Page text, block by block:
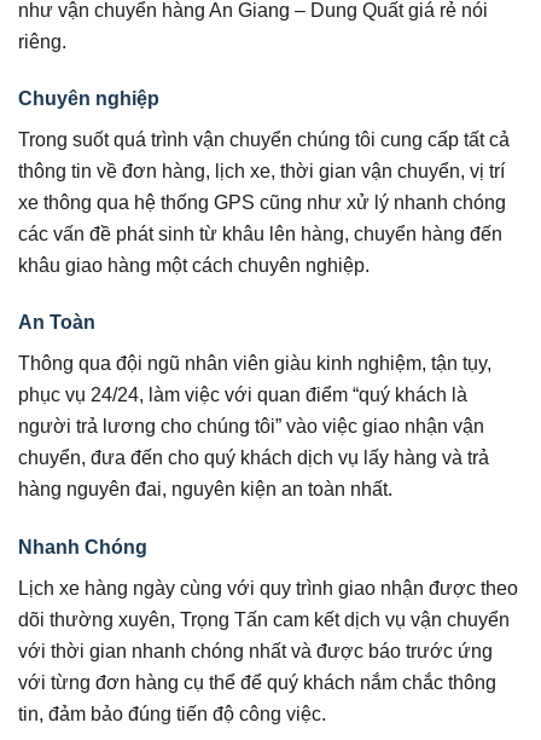
như vận chuyển hàng An Giang – Dung Quất giá rẻ nói
riêng.
Chuyên nghiệp
Trong suốt quá trình vận chuyển chúng tôi cung cấp tất cả
thông tin về đơn hàng, lịch xe, thời gian vận chuyển, vị trí
xe thông qua hệ thống GPS cũng như xử lý nhanh chóng
các vấn đề phát sinh từ khâu lên hàng, chuyển hàng đến
khâu giao hàng một cách chuyên nghiệp.
An Toàn
Thông qua đội ngũ nhân viên giàu kinh nghiệm, tận tụy,
phục vụ 24/24, làm việc với quan điểm “quý khách là
người trả lương cho chúng tôi” vào việc giao nhận vận
chuyển, đưa đến cho quý khách dịch vụ lấy hàng và trả
hàng nguyên đai, nguyên kiện an toàn nhất.
Nhanh Chóng
Lịch xe hàng ngày cùng với quy trình giao nhận được theo
dõi thường xuyên, Trọng Tấn cam kết dịch vụ vận chuyển
với thời gian nhanh chóng nhất và được báo trước ứng
với từng đơn hàng cụ thể để quý khách nắm chắc thông
tin, đảm bảo đúng tiến độ công việc.